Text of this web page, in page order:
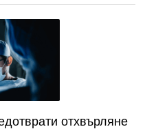
отхвърляне